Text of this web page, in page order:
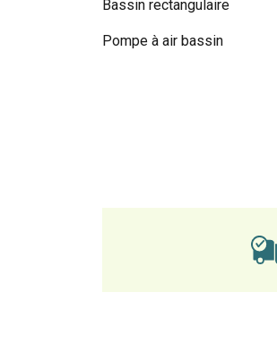
Bassin rectangulaire
Pompe à air bassin